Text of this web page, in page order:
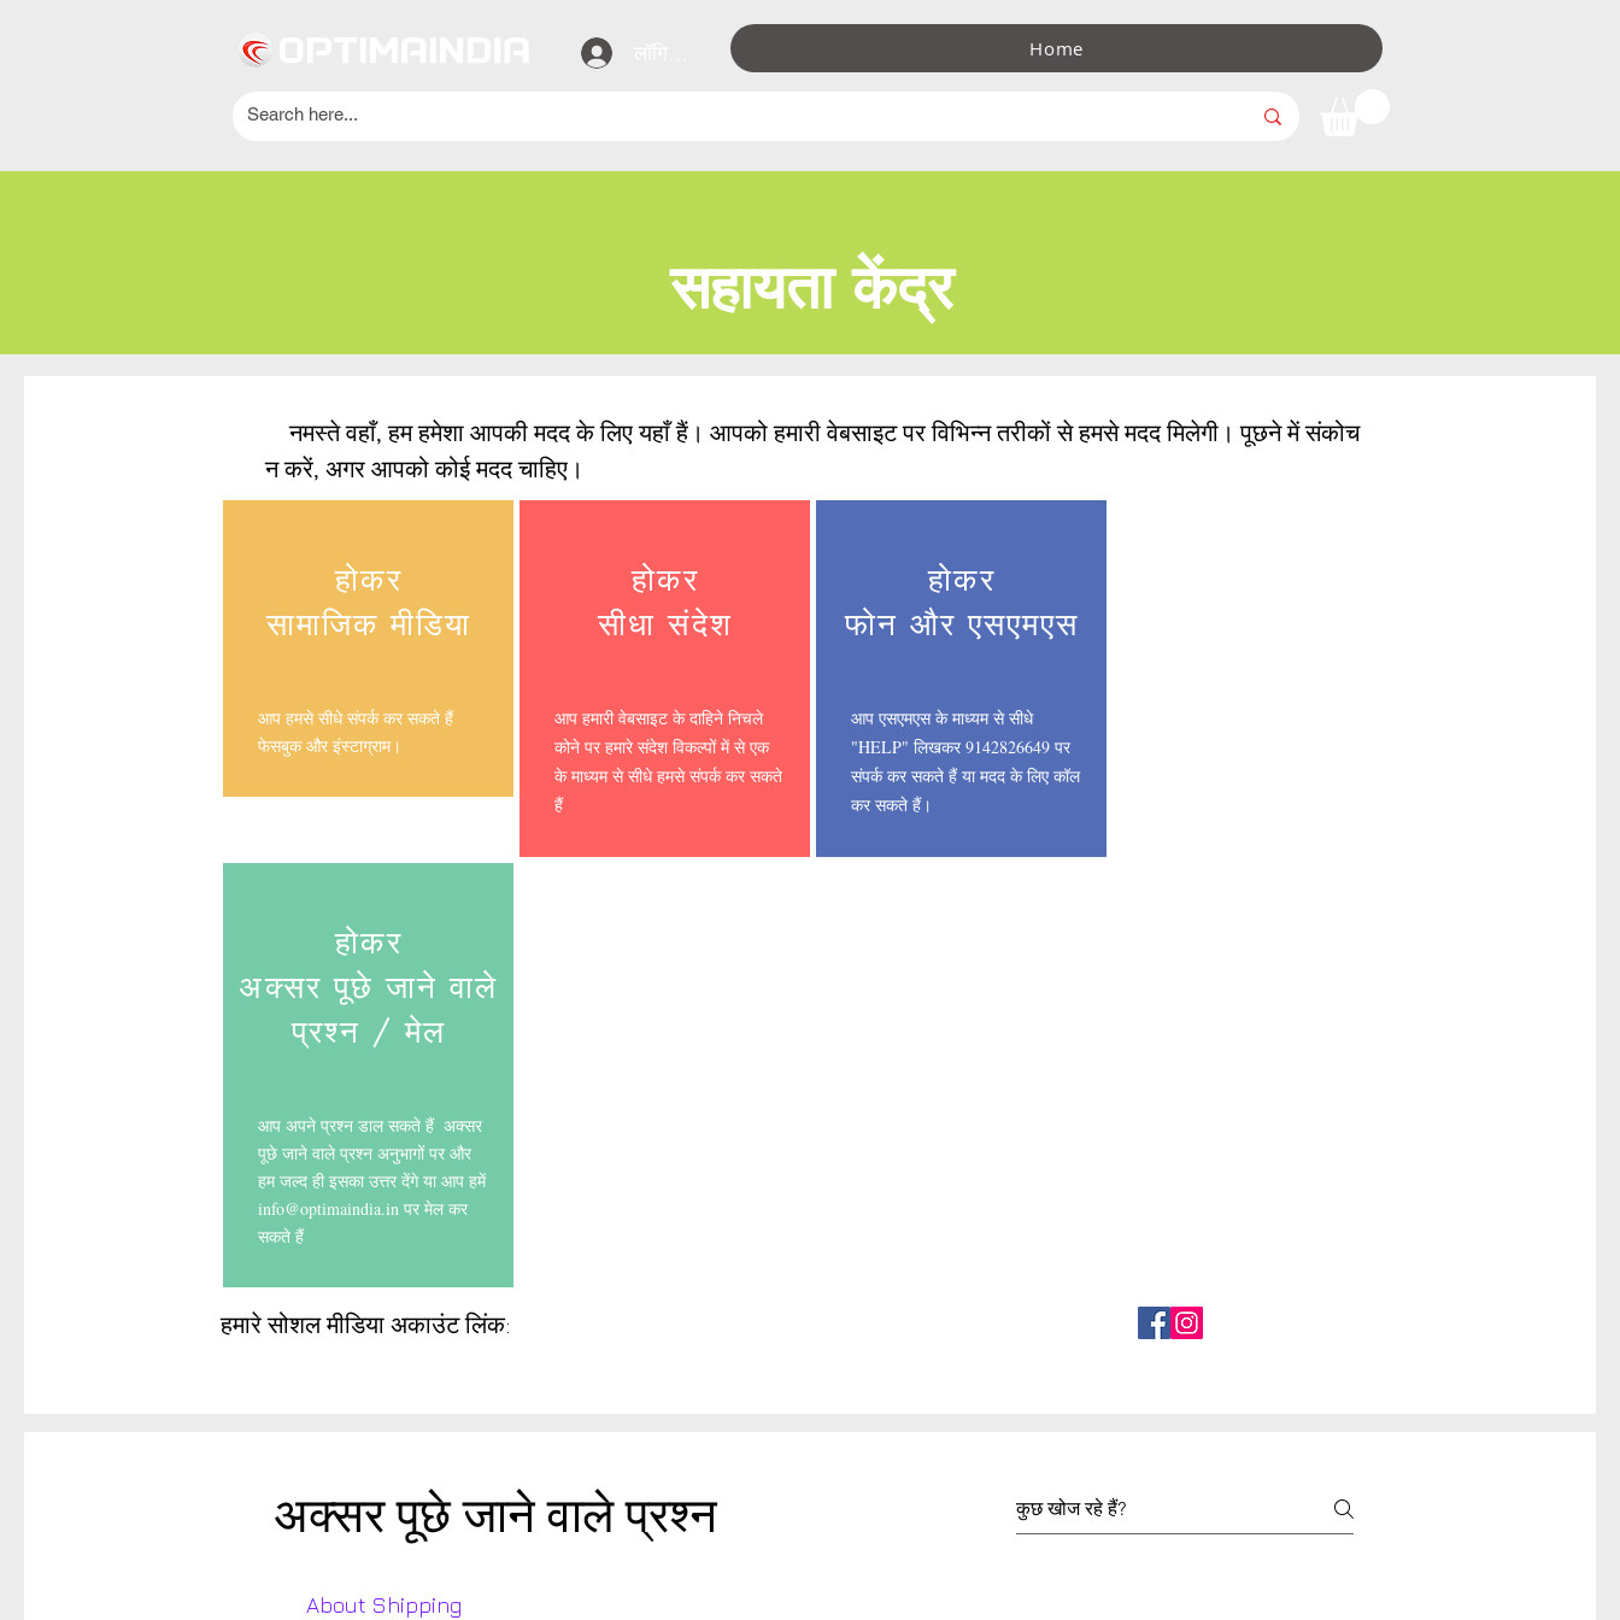
Home
सहायता केंद्र
नमस्ते वहाँ, हम हमेशा आपकी मदद के लिए यहाँ हैं। आपको हमारी वेबसाइट पर विभिन्न तरीकों से हमसे मदद मिलेगी। पूछने में संकोच
न करें, अगर आपको कोई मदद चाहिए।
होकर
सामाजिक मीडिया
आप हमसे सीधे संपर्क कर सकते हैं
फेसबुक और इंस्टाग्राम।
होकर
सीधा संदेश
आप हमारी वेबसाइट के दाहिने निचले
कोने पर हमारे संदेश विकल्पों में से एक
के माध्यम से सीधे हमसे संपर्क कर सकते
हैं
होकर
फोन और एसएमएस
आप एसएमएस के माध्यम से सीधे
"HELP" लिखकर 9142826649 पर
संपर्क कर सकते हैं या मदद के लिए कॉल
कर सकते हैं।
होकर
अक्सर पूछे जाने वाले
प्रश्न / मेल
आप अपने प्रश्न डाल सकते हैं अक्सर
पूछे जाने वाले प्रश्न अनुभागों पर और
हम जल्द ही इसका उत्तर देंगे या आप हमें
info@optimaindia.in पर मेल कर
सकते हैं
हमारे सोशल मीडिया अकाउंट लिंक:
अक्सर पूछे जाने वाले प्रश्न
About Shipping